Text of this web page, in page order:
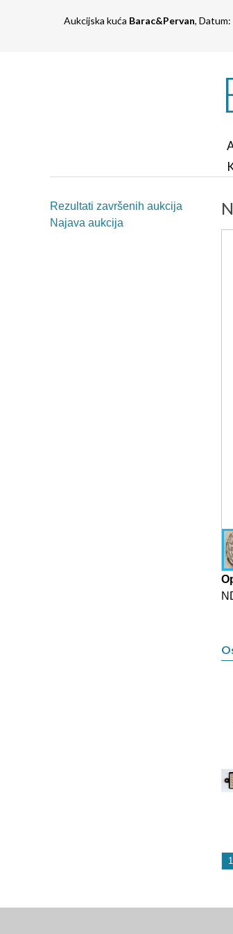
Aukcijska kuća Barac&Pervan, Datum:
Rezultati završenih aukcija
Najava aukcija
1